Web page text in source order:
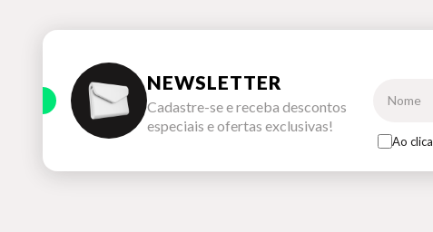
NEWSLETTER
Cadastre-se e receba descontos
especiais e ofertas exclusivas!
Ao